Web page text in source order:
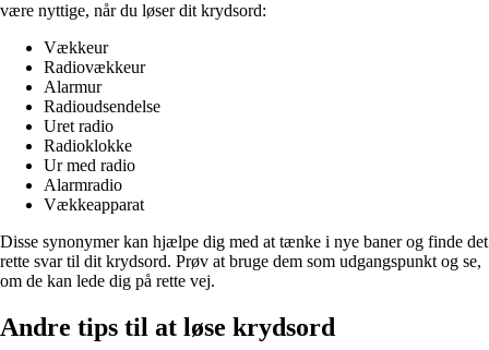
være nyttige, når du løser dit krydsord:
Vækkeur
Radiovækkeur
Alarmur
Radioudsendelse
Uret radio
Radioklokke
Ur med radio
Alarmradio
Vækkeapparat
Disse synonymer kan hjælpe dig med at tænke i nye baner og finde det
rette svar til dit krydsord. Prøv at bruge dem som udgangspunkt og se,
om de kan lede dig på rette vej.
Andre tips til at løse krydsord